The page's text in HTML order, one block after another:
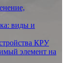
виды и
КРУ
элемент на